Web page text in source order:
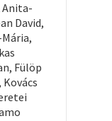
Anita-
David,
Fülöp